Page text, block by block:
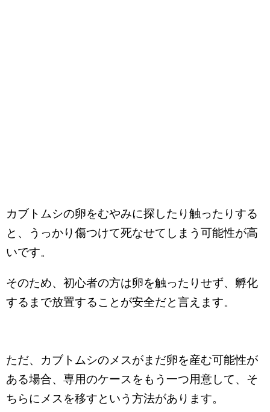
カブトムシの卵をむやみに探したり触ったりする
と、うっかり傷つけて死なせてしまう可能性が高
いです。
そのため、初心者の方は卵を触ったりせず、孵化
するまで放置することが安全だと言えます。
ただ、カブトムシのメスがまだ卵を産む可能性が
ある場合、専用のケースをもう一つ用意して、そ
ちらにメスを移すという方法があります。